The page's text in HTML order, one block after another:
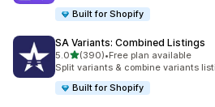
Built for Shopify
SA Variants: Combined Listings
5.0별 5개 중
(390)
총 리뷰 390개
•Free plan available
Split variants & combine variants
Built for Shopify